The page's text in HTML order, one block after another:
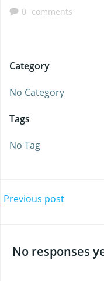
0 comments
Category
No Category
Tags
No Tag
Previous post
No responses